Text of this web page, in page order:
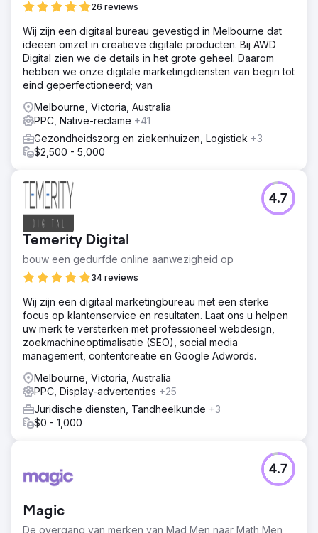
26 reviews
Wij zijn een digitaal bureau gevestigd in Melbourne dat
ideeën omzet in creatieve digitale producten. Bij AWD
Digital zien we de details in het grote geheel. Daarom
hebben we onze digitale marketingdiensten van begin tot
eind geperfectioneerd; van
Melbourne, Victoria, Australia
PPC, Native-reclame +41
Gezondheidszorg en ziekenhuizen, Logistiek +3
$2,500 - 5,000
Temerity Digital
bouw een gedurfde online aanwezigheid op
34 reviews
4.7
Wij zijn een digitaal marketingbureau met een sterke
focus op klantenservice en resultaten. Laat ons u helpen
uw merk te versterken met professioneel webdesign,
zoekmachineoptimalisatie (SEO), social media
management, contentcreatie en Google Adwords.
Melbourne, Victoria, Australia
PPC, Display-advertenties +25
Juridische diensten, Tandheelkunde +3
$0 - 1,000
Magic
De overgang van merken van Mad Men naar Math Men
4.7